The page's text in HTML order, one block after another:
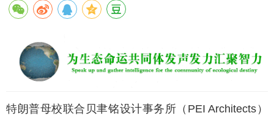
特朗普母校联合贝聿铭设计事务所（PEI Architects）